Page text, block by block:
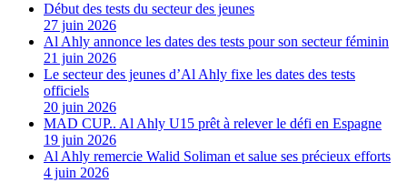
Début des tests du secteur des jeunes
27 juin 2026
Al Ahly annonce les dates des tests pour son secteur féminin
21 juin 2026
Le secteur des jeunes d’Al Ahly fixe les dates des tests
officiels
20 juin 2026
MAD CUP.. Al Ahly U15 prêt à relever le défi en Espagne
19 juin 2026
Al Ahly remercie Walid Soliman et salue ses précieux efforts
4 juin 2026